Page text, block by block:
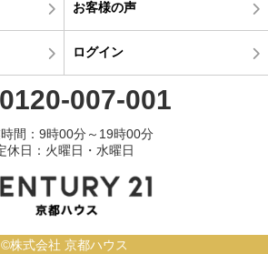
お客様の声
ログイン
0120-007-001
間：9時00分～19時00分
休日：火曜日・水曜日
©株式会社 京都ハウス